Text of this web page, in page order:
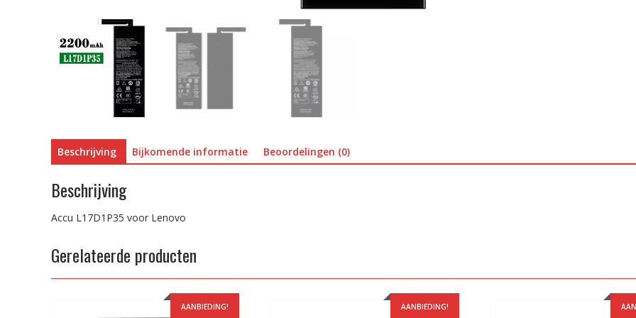
Beschrijving Bijkomende informatie Beoordelingen (0)
Beschrijving
Accu L17D1P35 voor Lenovo
Gerelateerde producten
AANBIEDING! AANBIEDING!